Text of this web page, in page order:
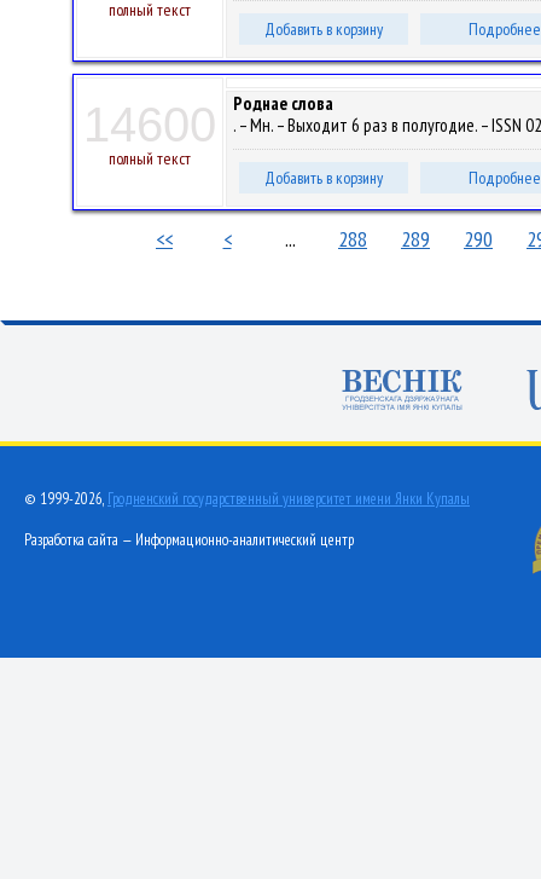
полный текст
Добавить в корзину Подробнее
14600
полный текст
Роднае слова
. – Мн. – Выходит 6 раз в полугодие. – ISSN
Добавить в корзину Подробнее
<< < ... 288 289 290
© 1999-2026, Гродненский государственный университет имени Янки Купалы
Разработка сайта — Информационно-аналитический центр